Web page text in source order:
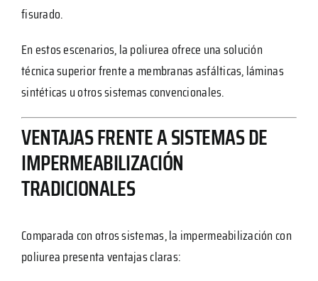
fisurado.
En estos escenarios, la poliurea ofrece una solución
técnica superior frente a membranas asfálticas, láminas
sintéticas u otros sistemas convencionales.
VENTAJAS FRENTE A SISTEMAS DE
IMPERMEABILIZACIÓN
TRADICIONALES
Comparada con otros sistemas, la impermeabilización con
poliurea presenta ventajas claras: